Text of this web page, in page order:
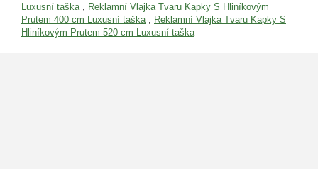
Luxusní taška
Reklamní Vlajka Tvaru Kapky S Hliníkovým
Prutem 400 cm Luxusní taška
Reklamní Vlajka Tvaru Kapky S
Hliníkovým Prutem 520 cm Luxusní taška